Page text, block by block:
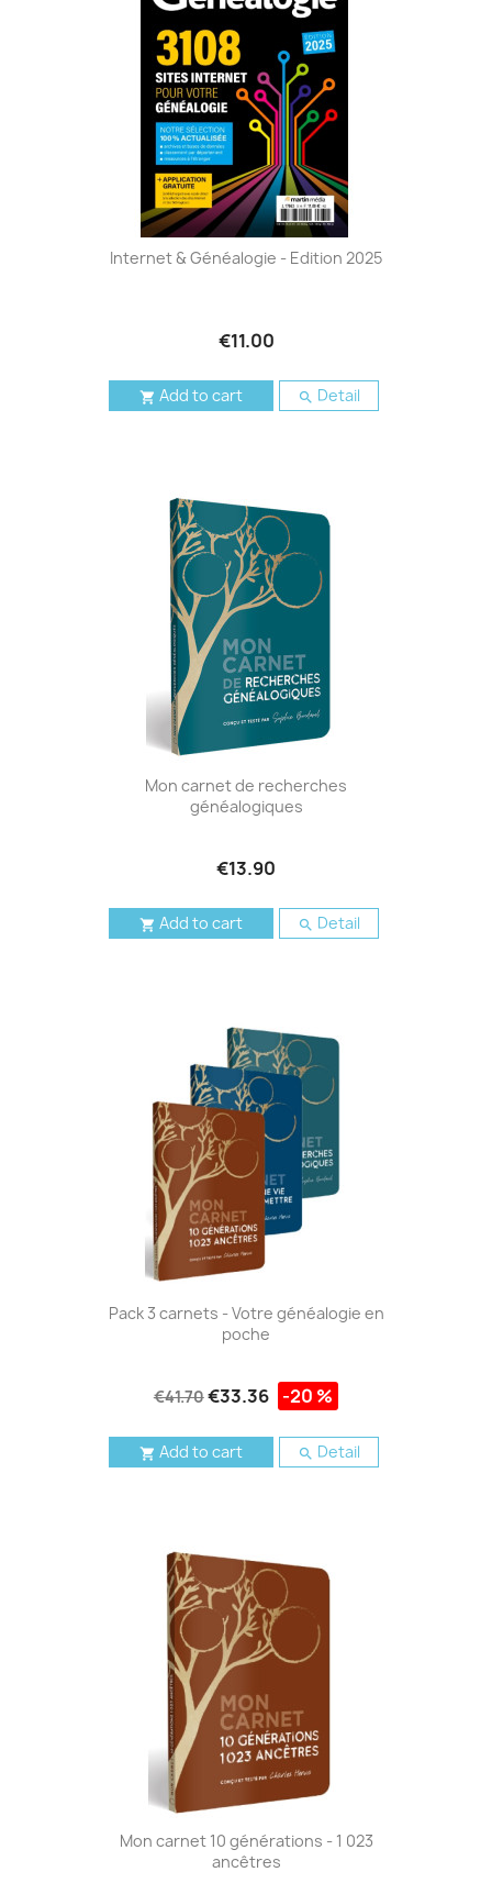
Internet & Généalogie - Edition 2025
€11.00
 Add to cart  Detail
Mon carnet de recherches
généalogiques
€13.90
 Add to cart  Detail
Pack 3 carnets - Votre généalogie en
poche
€41.70€33.36 -20 %
 Add to cart  Detail
Mon carnet 10 générations - 1 023
ancêtres